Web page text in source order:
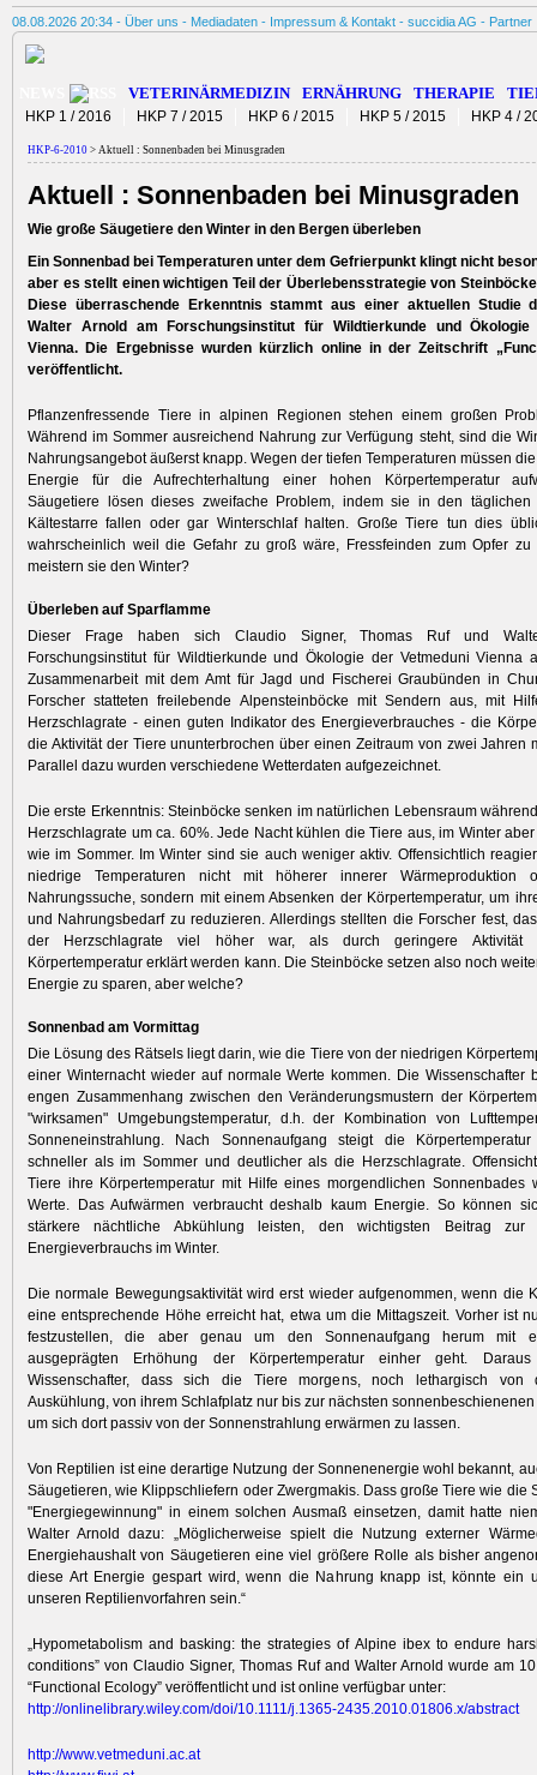
08.08.2026 20:34 - Über uns - Mediadaten - Impressum & Kontakt - succidia AG - Partner
VETERINÄRMEDIZIN ERNÄHRUNG THERAPIE
HKP 1 / 2016 HKP 7 / 2015 HKP 6 / 2015 HKP 5 / 2015 HKP 4 /
HKP-6-2010 > Aktuell : Sonnenbaden bei Minusgraden
Aktuell : Sonnenbaden bei Minusgraden
Wie große Säugetiere den Winter in den Bergen überleben
Ein Sonnenbad bei Temperaturen unter dem Gefrierpunkt klingt nicht
aber es stellt einen wichtigen Teil der Überlebensstrategie von
Diese überraschende Erkenntnis stammt aus einer aktuellen Studie
Walter Arnold am Forschungsinstitut für Wildtierkunde und Ökologie
Vienna. Die Ergebnisse wurden kürzlich online in der Zeitschrift
veröffentlicht.
Pflanzenfressende Tiere in alpinen Regionen stehen einem großen
Während im Sommer ausreichend Nahrung zur Verfügung steht, sind die
Nahrungsangebot äußerst knapp. Wegen der tiefen Temperaturen müssen
Energie für die Aufrechterhaltung einer hohen Körpertemperatur
Säugetiere lösen dieses zweifache Problem, indem sie in den täglichen
Kältestarre fallen oder gar Winterschlaf halten. Große Tiere tun dies
wahrscheinlich weil die Gefahr zu groß wäre, Fressfeinden zum Opfer
meistern sie den Winter?
Überleben auf Sparflamme
Dieser Frage haben sich Claudio Signer, Thomas Ruf und
Forschungsinstitut für Wildtierkunde und Ökologie der Vetmeduni Vienna
Zusammenarbeit mit dem Amt für Jagd und Fischerei Graubünden in
Forscher statteten freilebende Alpensteinböcke mit Sendern aus, mit
Herzschlagrate - einen guten Indikator des Energieverbrauches - die
die Aktivität der Tiere ununterbrochen über einen Zeitraum von zwei Jahren
Parallel dazu wurden verschiedene Wetterdaten aufgezeichnet.
Die erste Erkenntnis: Steinböcke senken im natürlichen Lebensraum
Herzschlagrate um ca. 60%. Jede Nacht kühlen die Tiere aus, im Winter
wie im Sommer. Im Winter sind sie auch weniger aktiv. Offensichtlich
niedrige Temperaturen nicht mit höherer innerer Wärmeproduktion
Nahrungssuche, sondern mit einem Absenken der Körpertemperatur, um
und Nahrungsbedarf zu reduzieren. Allerdings stellten die Forscher fest,
der Herzschlagrate viel höher war, als durch geringere Aktivität
Körpertemperatur erklärt werden kann. Die Steinböcke setzen also noch
Energie zu sparen, aber welche?
Sonnenbad am Vormittag
Die Lösung des Rätsels liegt darin, wie die Tiere von der niedrigen
einer Winternacht wieder auf normale Werte kommen. Die Wissenschafter
engen Zusammenhang zwischen den Veränderungsmustern der
"wirksamen" Umgebungstemperatur, d.h. der Kombination von
Sonneneinstrahlung. Nach Sonnenaufgang steigt die
schneller als im Sommer und deutlicher als die Herzschlagrate.
Tiere ihre Körpertemperatur mit Hilfe eines morgendlichen Sonnenbades
Werte. Das Aufwärmen verbraucht deshalb kaum Energie. So können
stärkere nächtliche Abkühlung leisten, den wichtigsten Beitrag zur
Energieverbrauchs im Winter.
Die normale Bewegungsaktivität wird erst wieder aufgenommen, wenn die
eine entsprechende Höhe erreicht hat, etwa um die Mittagszeit. Vorher ist
festzustellen, die aber genau um den Sonnenaufgang herum mit
ausgeprägten Erhöhung der Körpertemperatur einher geht.
Wissenschafter, dass sich die Tiere morgens, noch lethargisch von
Auskühlung, von ihrem Schlafplatz nur bis zur nächsten
um sich dort passiv von der Sonnenstrahlung erwärmen zu lassen.
Von Reptilien ist eine derartige Nutzung der Sonnenenergie wohl bekannt,
Säugetieren, wie Klippschliefern oder Zwergmakis. Dass große Tiere wie die
"Energiegewinnung" in einem solchen Ausmaß einsetzen, damit hatte
Walter Arnold dazu: „Möglicherweise spielt die Nutzung externer
Energiehaushalt von Säugetieren eine viel größere Rolle als bisher
diese Art Energie gespart wird, wenn die Nahrung knapp ist, könnte ein
unseren Reptilienvorfahren sein.“
„Hypometabolism and basking: the strategies of Alpine ibex to endure
conditions” von Claudio Signer, Thomas Ruf and Walter Arnold wurde am
“Functional Ecology” veröffentlicht und ist online verfügbar unter:
http://onlinelibrary.wiley.com/doi/10.1111/j.1365-2435.2010.01806.x/abstract
http://www.vetmeduni.ac.at